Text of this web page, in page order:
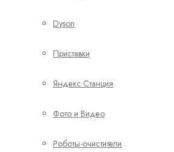
Dyson
Приставки
Яндекс Станция
Фото и Видео
Роботы-очистители